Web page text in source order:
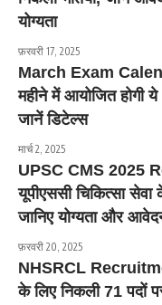
योग्यता
फ़रवरी 17, 2025
March Exam
महीने में आयोजित होगी ये
जानें डिटेल्स
मार्च 2, 2025
UPSC CMS 2025
यूपीएससी चिकित्सा
जानिए योग्यता और
फ़रवरी 20, 2025
NHSRCL
के लिए निकली 71 पदों